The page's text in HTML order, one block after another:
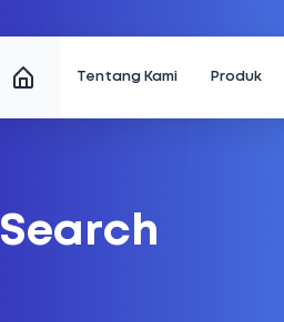
Tentang Kami Produk
Search